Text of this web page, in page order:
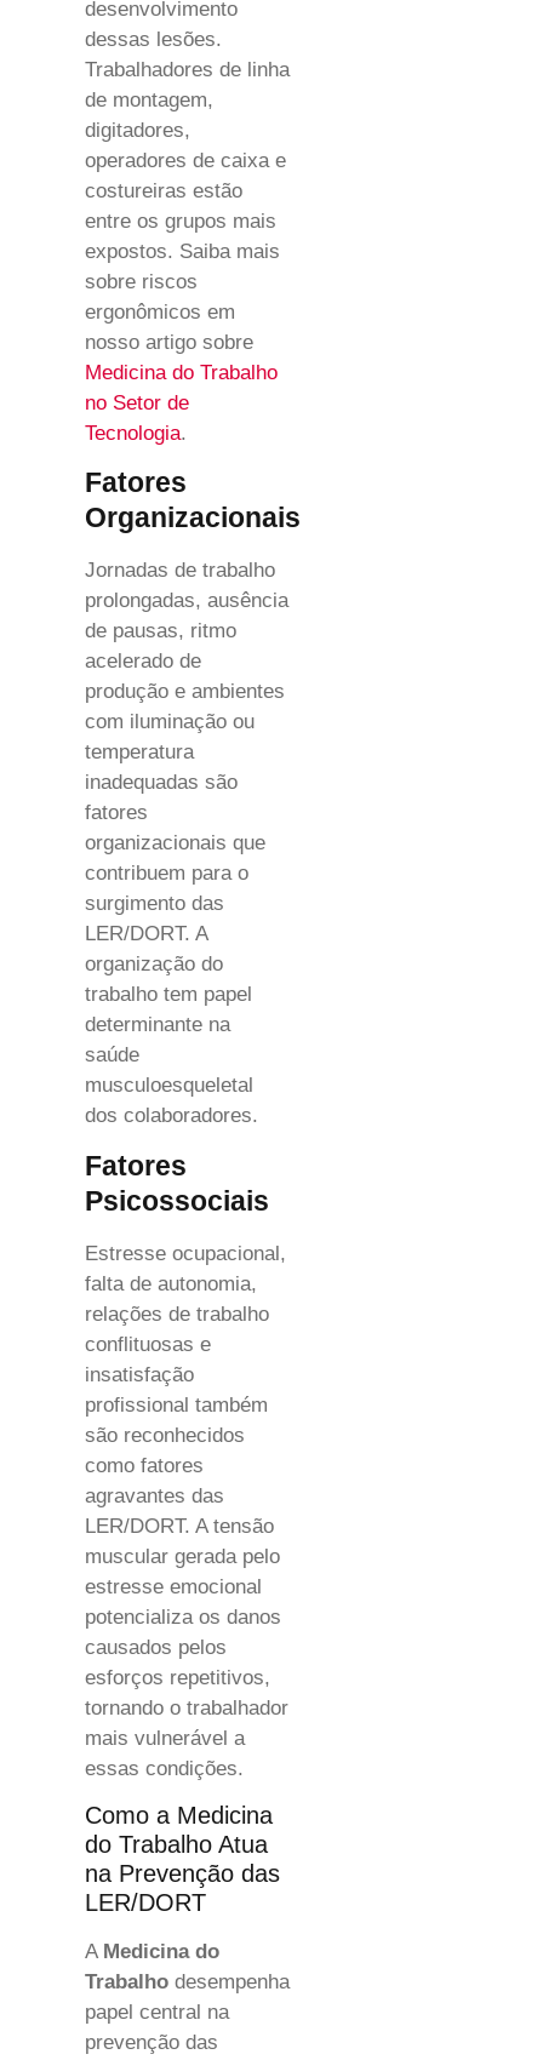
desenvolvimento
dessas lesões.
Trabalhadores de linha
de montagem,
digitadores,
operadores de caixa e
costureiras estão
entre os grupos mais
expostos. Saiba mais
sobre riscos
ergonômicos em
nosso artigo sobre
Medicina do Trabalho
no Setor de
Tecnologia.
Fatores
Organizacionais
Jornadas de trabalho
prolongadas, ausência
de pausas, ritmo
acelerado de
produção e ambientes
com iluminação ou
temperatura
inadequadas são
fatores
organizacionais que
contribuem para o
surgimento das
LER/DORT. A
organização do
trabalho tem papel
determinante na
saúde
musculoesqueletal
dos colaboradores.
Fatores
Psicossociais
Estresse ocupacional,
falta de autonomia,
relações de trabalho
conflituosas e
insatisfação
profissional também
são reconhecidos
como fatores
agravantes das
LER/DORT. A tensão
muscular gerada pelo
estresse emocional
potencializa os danos
causados pelos
esforços repetitivos,
tornando o trabalhador
mais vulnerável a
essas condições.
Como a Medicina
do Trabalho Atua
na Prevenção das
LER/DORT
A Medicina do
Trabalho desempenha
papel central na
prevenção das